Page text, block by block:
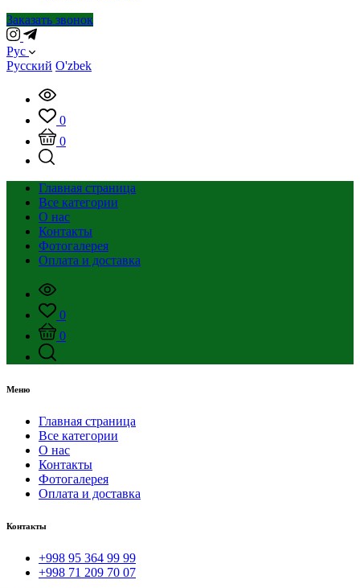
Заказать звонок
Рус
Русский O'zbek
0
0
Главная страница
Все категории
О нас
Контакты
Фотогалерея
Оплата и доставка
0
0
Меню
Главная страница
Все категории
О нас
Контакты
Фотогалерея
Оплата и доставка
Контакты
+998 95 364 99 99
+998 71 209 70 07